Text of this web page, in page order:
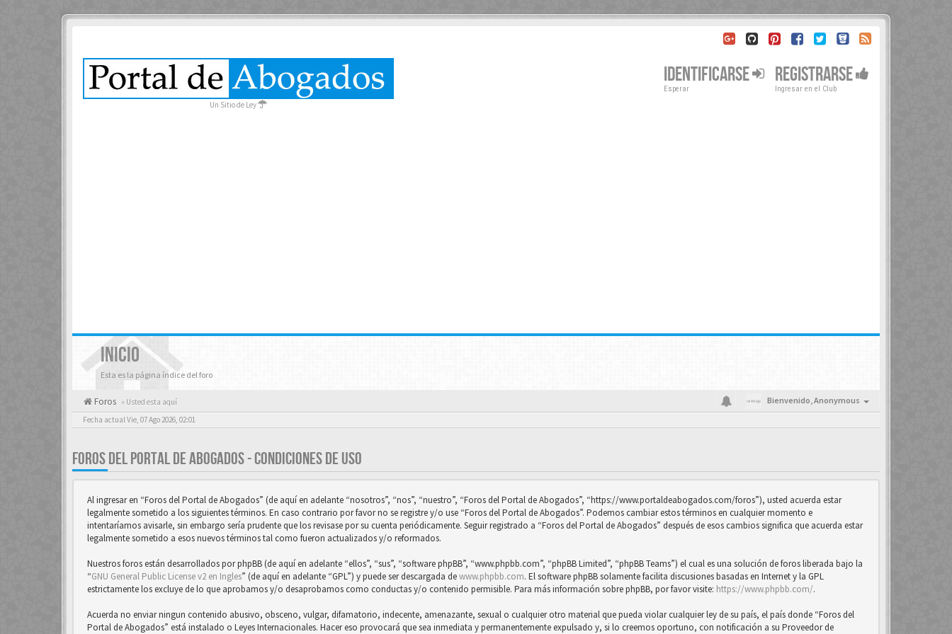
Un Sitio de Ley
IDENTIFICARSE
Esperar
REGISTRARSE
Ingresar en el Club
INICIO
Esta es la página índice del foro
Foros « Usted esta aquí Bienvenido,Anonymous
Fecha actual Vie, 07 Ago 2026, 02:01
FOROS DEL PORTAL DE ABOGADOS - CONDICIONES DE USO
Al ingresar en “Foros del Portal de Abogados” (de aquí en adelante “nosotros”, “nos”, “nuestro”, “Foros del Portal de Abogados”, “https://www.portaldeabogados.com/foros”), usted acuerda estar
legalmente sometido a los siguientes términos. En caso contrario por favor no se registre y/o use “Foros del Portal de Abogados”. Podemos cambiar estos términos en cualquier momento e
intentaríamos avisarle, sin embargo sería prudente que los revisase por su cuenta periódicamente. Seguir registrado a “Foros del Portal de Abogados” después de esos cambios significa que acuerda estar
legalmente sometido a esos nuevos términos tal como fueron actualizados y/o reformados.
Nuestros foros están desarrollados por phpBB (de aquí en adelante “ellos”, “sus”, “software phpBB”, “www.phpbb.com”, “phpBB Limited”, “phpBB Teams”) el cual es una solución de foros liberada bajo la
“GNU General Public License v2 en Ingles” (de aquí en adelante “GPL”) y puede ser descargada dewww.phpbb.com. El software phpBB solamente facilita discusiones basadas en Internet y la GPL
estrictamente los excluye de lo que aprobamos y/o desaprobamos como conductas y/o contenido permisible. Para más información sobre phpBB, por favor visite: https://www.phpbb.com/.
Acuerda no enviar ningun contenido abusivo, obsceno, vulgar, difamatorio, indecente, amenazante, sexual o cualquier otro material que pueda violar cualquier ley de su país, el país donde “Foros del
Portal de Abogados” está instalado o Leyes Internacionales. Hacer eso provocará que sea inmediata y permanentemente expulsado y, si lo creemos oportuno, con notificación a su Proveedor de